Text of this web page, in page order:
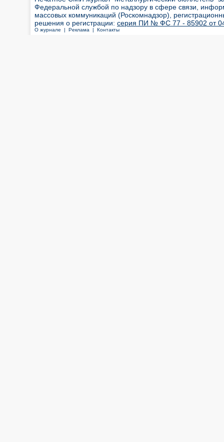
Федеральной службой по надзору в сфере связи,
массовых коммуникаций (Роскомнадзор),
решения о регистрации: серия ПИ № ФС 77 - 85902 от 04
О журнале | Реклама | Контакты